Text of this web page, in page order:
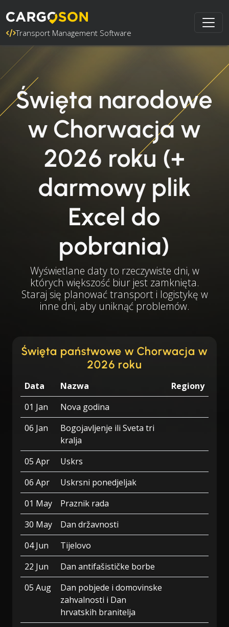
Transport Management Software
Święta narodowe
w Chorwacja w
2026 roku (+
darmowy plik
Excel do
pobrania)
Wyświetlane daty to rzeczywiste dni, w
których większość biur jest zamknięta.
Staraj się planować transport i logistykę w
inne dni, aby uniknąć problemów.
Święta państwowe w Chorwacja w
2026 roku
Data Nazwa
Regiony
01 Jan
Nova godina
06 Jan
Bogojavljenje ili Sveta tri
kralja
05 Apr
Uskrs
06 Apr
Uskrsni ponedjeljak
01 May
Praznik rada
30 May
Dan državnosti
04 Jun
Tijelovo
22 Jun
Dan antifašističke borbe
05 Aug
Dan pobjede i domovinske
zahvalnosti i Dan
hrvatskih branitelja